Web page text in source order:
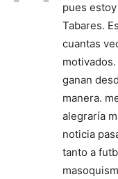
pues
Tabares.
cuantas
ganan
manera.
alegraría
noticia
tanto a